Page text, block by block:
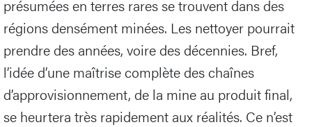
présumées en terres rares se trouvent dans des
régions densément minées. Les nettoyer pourrait
prendre des années, voire des décennies. Bref,
l’idée d’une maîtrise complète des chaînes
d’approvisionnement, de la mine au produit final,
se heurtera très rapidement aux réalités. Ce n’est